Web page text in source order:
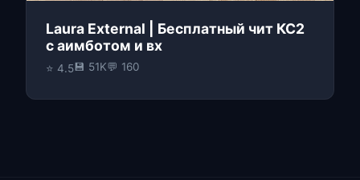
Laura External | Бесплатный чит КС2
с аимботом и вх
⭐ 4.5💾 51K💬 160